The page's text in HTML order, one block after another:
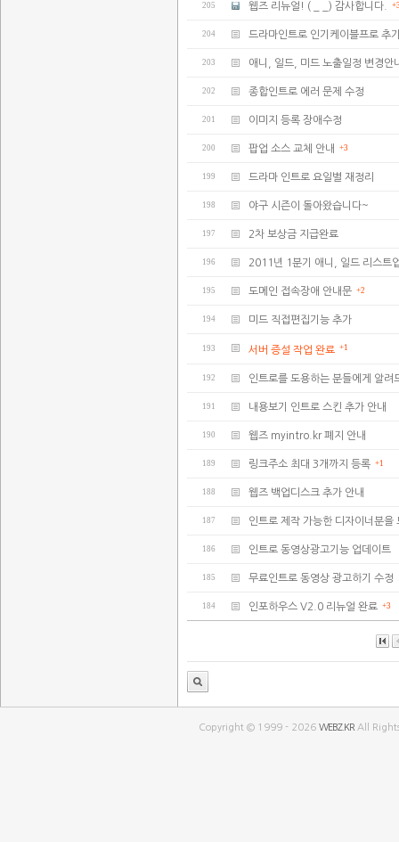
205 웹즈 리뉴얼! ( _ _) 감사합니다.
204 드라마인트로 인기케이블프로 추
203 애니, 일드, 미드 노출일정 변경안
202 종합인트로 에러 문제 수정
201 이미지 등록 장애수정
200 팝업 소스 교체 안내 +3
199 드라마 인트로 요일별 재정리
198 야구 시즌이 돌아왔습니다~
197 2차 보상금 지급완료
196 2011년 1분기 애니, 일드 리스트
195 도메인 접속장애 안내문 +2
194 미드 직접편집기능 추가
193 서버 증설 작업 완료 +1
192 인트로를 도용하는 분들에게 알려
191 내용보기 인트로 스킨 추가 안내
190 웹즈 myintro.kr 폐지 안내
189 링크주소 최대 3개까지 등록 +1
188 웹즈 백업디스크 추가 안내
187 인트로 제작 가능한 디자이너분
186 인트로 동영상광고기능 업데이트
185 무료인트로 동영상 광고하기 수정
184 인포하우스 V2.0 리뉴얼 완료 +3
Copyright © 1999 - 2026WEBZ.KR All